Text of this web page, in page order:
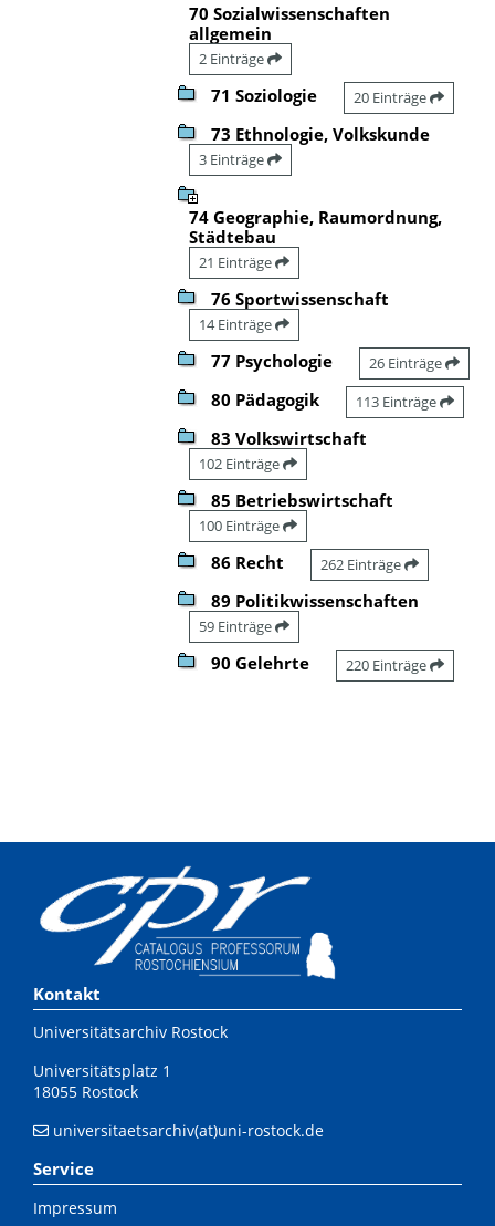
70 Sozialwissenschaften
allgemein
2 Einträge
71 Soziologie 20 Einträge
73 Ethnologie, Volkskunde
3 Einträge
74 Geographie, Raumordnung,
Städtebau
21 Einträge
76 Sportwissenschaft
14 Einträge
77 Psychologie 26 Einträge
80 Pädagogik 113 Einträge
83 Volkswirtschaft
102 Einträge
85 Betriebswirtschaft
100 Einträge
86 Recht 262 Einträge
89 Politikwissenschaften
59 Einträge
90 Gelehrte 220 Einträge
Kontakt
Universitätsarchiv Rostock
Universitätsplatz 1
18055 Rostock
universitaetsarchiv(at)uni-rostock.de
Service
Impressum